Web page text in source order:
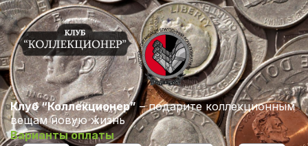
Клуб “Коллекционер” – подарите коллекционным
вещам новую жизнь
Варианты оплаты